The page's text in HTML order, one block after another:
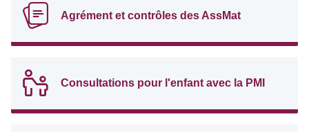
Agrément et contrôles des AssMat
Consultations pour l'enfant avec la PMI